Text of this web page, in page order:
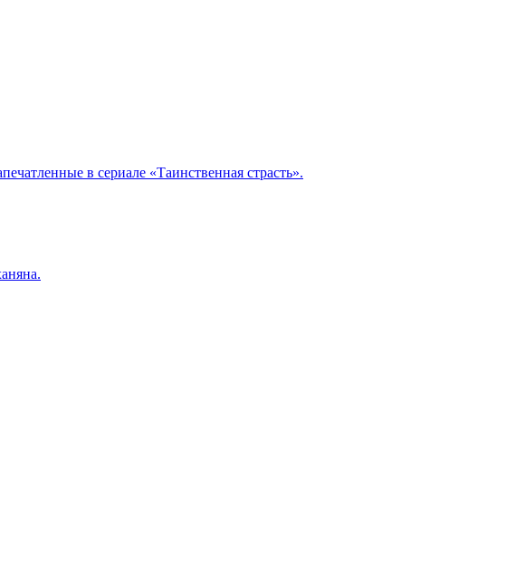
в сериале «Таинственная страсть».